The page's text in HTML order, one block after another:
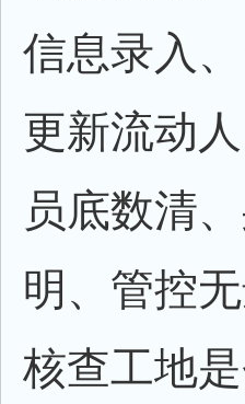
信息录入
更新流动
员底数清
明、管控
核查工地